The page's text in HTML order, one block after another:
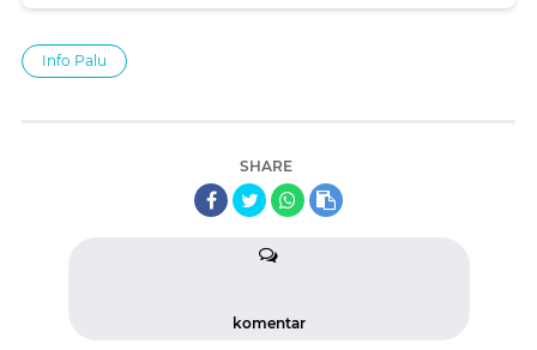
Info Palu
SHARE
komentar